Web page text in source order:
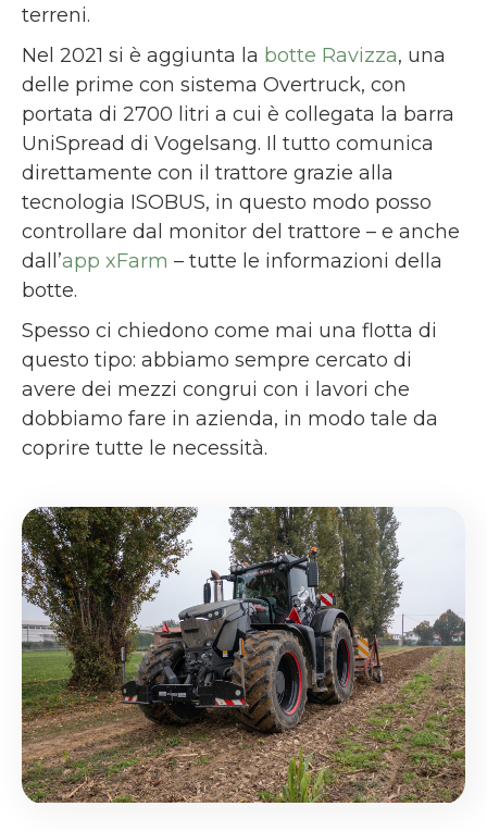
terreni.
Nel 2021 si è aggiunta la botte Ravizza, una
delle prime con sistema Overtruck, con
portata di 2700 litri a cui è collegata la barra
UniSpread di Vogelsang. Il tutto comunica
direttamente con il trattore grazie alla
tecnologia ISOBUS, in questo modo posso
controllare dal monitor del trattore – e anche
dall’app xFarm – tutte le informazioni della
botte.
Spesso ci chiedono come mai una flotta di
questo tipo: abbiamo sempre cercato di
avere dei mezzi congrui con i lavori che
dobbiamo fare in azienda, in modo tale da
coprire tutte le necessità.